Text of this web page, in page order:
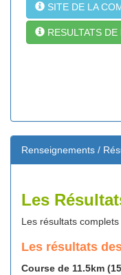
SITE DE LA
RESULTATS
Renseignements /
Les
Les résultats complets
Les résultats
Course de 11.5km